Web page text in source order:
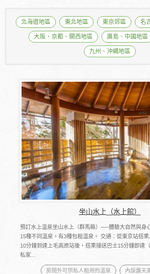
北海道地區 東北地區 東京郊區 名
大阪、京都、關西地區 廣島、中國地區
九州、沖繩地區
坐山水上（水上館）
預訂水上溫泉坐山水上（群馬縣）──體驗大自然與身
15種不同溫泉。有3種包租溫泉。 交通：從東京站搭
10分鐘到達上毛高原站後，搭乘接送巴士15分鐘即達
私家...
房間外可供私人租用的溫泉 內設露天